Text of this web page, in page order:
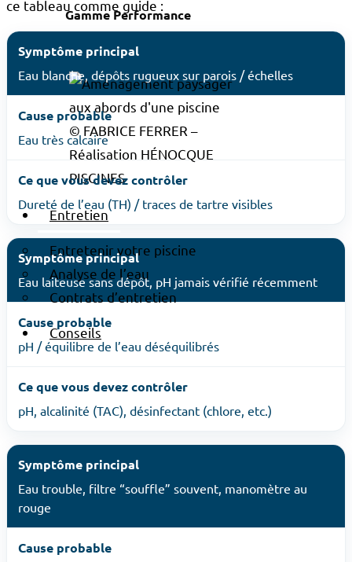
Gamme Performance
© FABRICE FERRER –
Réalisation HÉNOCQUE
PISCINES
Entretien
Entretenir votre piscine
Analyse de l’eau
Contrats d’entretien
Conseils
ce tableau comme guide :
Symptôme principal
Eau blanche, dépôts rugueux sur parois / échelles
Cause probable
Eau très calcaire
Ce que vous devez contrôler
Dureté de l’eau (TH) / traces de tartre visibles
Symptôme principal
Eau laiteuse sans dépôt, pH jamais vérifié récemment
Cause probable
pH / équilibre de l’eau déséquilibrés
Ce que vous devez contrôler
pH, alcalinité (TAC), désinfectant (chlore, etc.)
Symptôme principal
Eau trouble, filtre “souffle” souvent, manomètre au
rouge
Cause probable